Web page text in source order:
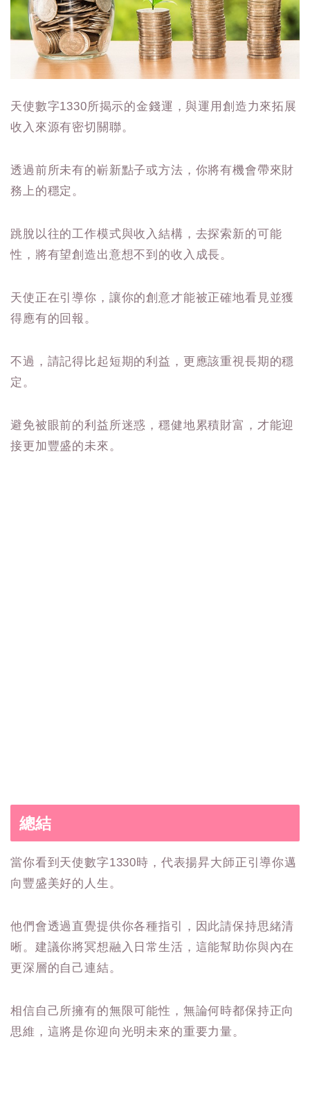
天使數字1330所揭示的金錢運，與運用創造力來拓展
收入來源有密切關聯。
透過前所未有的嶄新點子或方法，你將有機會帶來財
務上的穩定。
跳脫以往的工作模式與收入結構，去探索新的可能
性，將有望創造出意想不到的收入成長。
天使正在引導你，讓你的創意才能被正確地看見並獲
得應有的回報。
不過，請記得比起短期的利益，更應該重視長期的穩
定。
避免被眼前的利益所迷惑，穩健地累積財富，才能迎
接更加豐盛的未來。
總結
當你看到天使數字1330時，代表揚昇大師正引導你邁
向豐盛美好的人生。
他們會透過直覺提供你各種指引，因此請保持思緒清
晰。建議你將冥想融入日常生活，這能幫助你與內在
更深層的自己連結。
相信自己所擁有的無限可能性，無論何時都保持正向
思維，這將是你迎向光明未來的重要力量。